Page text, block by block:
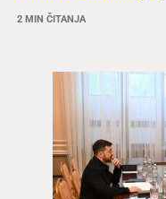
2 MIN ČITANJA